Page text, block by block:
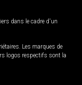
dans le cadre d'un
Les marques de
logos respectifs sont la